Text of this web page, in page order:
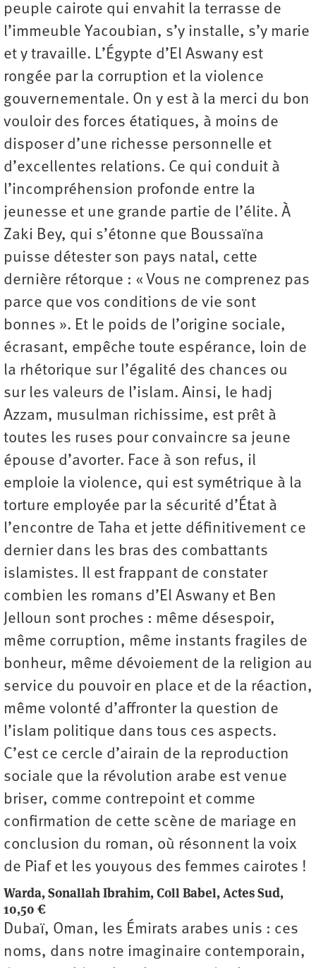
peuple cairote qui envahit la terrasse de
l’immeuble Yacoubian, s’y installe, s’y marie
et y travaille. L’Égypte d’El Aswany est
rongée par la corruption et la violence
gouvernementale. On y est à la merci du bon
vouloir des forces étatiques, à moins de
disposer d’une richesse personnelle et
d’excellentes relations. Ce qui conduit à
l’incompréhension profonde entre la
jeunesse et une grande partie de l’élite. À
Zaki Bey, qui s’étonne que Boussaïna
puisse détester son pays natal, cette
dernière rétorque : « Vous ne comprenez pas
parce que vos conditions de vie sont
bonnes ». Et le poids de l’origine sociale,
écrasant, empêche toute espérance, loin de
la rhétorique sur l’égalité des chances ou
sur les valeurs de l’islam. Ainsi, le hadj
Azzam, musulman richissime, est prêt à
toutes les ruses pour convaincre sa jeune
épouse d’avorter. Face à son refus, il
emploie la violence, qui est symétrique à la
torture employée par la sécurité d’État à
l’encontre de Taha et jette définitivement ce
dernier dans les bras des combattants
islamistes. Il est frappant de constater
combien les romans d’El Aswany et Ben
Jelloun sont proches : même désespoir,
même corruption, même instants fragiles de
bonheur, même dévoiement de la religion au
service du pouvoir en place et de la réaction,
même volonté d’affronter la question de
l’islam politique dans tous ces aspects.
C’est ce cercle d’airain de la reproduction
sociale que la révolution arabe est venue
briser, comme contrepoint et comme
confirmation de cette scène de mariage en
conclusion du roman, où résonnent la voix
de Piaf et les youyous des femmes cairotes !
Warda, Sonallah Ibrahim, Coll Babel, Actes Sud,
10,50 €
Dubaï, Oman, les Émirats arabes unis : ces
noms, dans notre imaginaire contemporain,